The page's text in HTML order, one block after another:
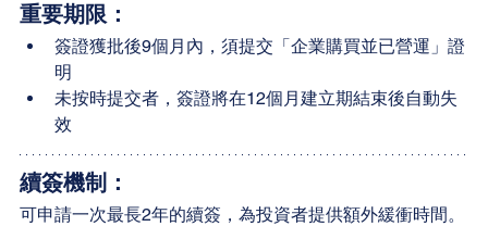
重要期限：
簽證獲批後9個月內，須提交「企業購買並已營運」證
明
未按時提交者，簽證將在12個月建立期結束後自動失
效
續簽機制：
可申請一次最長2年的續簽，為投資者提供額外緩衝時間。